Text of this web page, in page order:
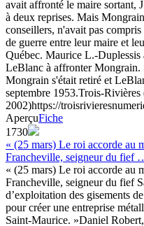
avait affronté le maire sortant,
à deux reprises. Mais
conseillers, n'avait pas
de guerre entre leur maire et
Québec. Maurice L.-
LeBlanc à affronter Mongrain.
Mongrain s'était retiré et
septembre 1953.Trois-Rivières
2002)https://
AperçuFiche
1730
« (25 mars) Le roi accorde au
Francheville, seigneur du fief
« (25 mars) Le roi accorde au
Francheville, seigneur du fief
d’exploitation des gisements
pour créer une entreprise
Saint-Maurice. »Daniel